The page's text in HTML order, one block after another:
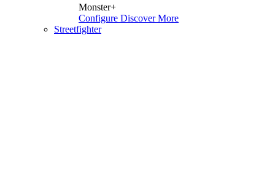
Monster+
Configure Discover More
Streetfighter